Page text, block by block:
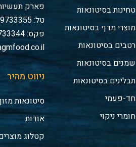
טחינות בסיטונאות
מוצרי מדף בסיטונאות
רטבים בסיטונאות
שמנים בסיטונאות
תבלינים בסיטונאות
חד-פעמי
חומרי ניקוי
פארק
טל: 03-9733355
פקס: 03-9733344
ניווט מהיר
סיטונאות מזון
אודות
קטלוג